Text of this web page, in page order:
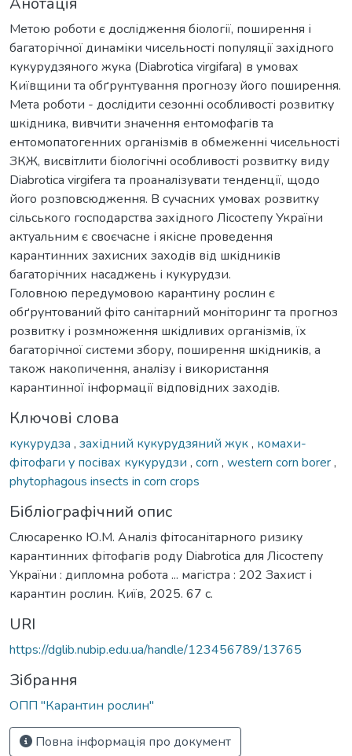
Метою роботи є дослідження біології, поширення і
багаторічної динаміки чисельності популяції західного
кукурудзяного жука (Diabrotica virgifara) в умовах
Київщини та обґрунтування прогнозу його поширення.
Мета роботи - дослідити сезонні особливості розвитку
шкідника, вивчити значення ентомофагів та
ентомопатогенних організмів в обмеженні чисельності
ЗКЖ, висвітлити біологічні особливості розвитку виду
Diabrotica virgifera та проаналізувати тенденції, щодо
його розповсюдження. В сучасних умовах розвитку
сільського господарства західного Лісостепу України
актуальним є своєчасне і якісне проведення
карантинних захисних заходів від шкідників
багаторічних насаджень і кукурудзи.
Головною передумовою карантину рослин є
обґрунтований фіто санітарний моніторинг та прогноз
розвитку і розмноження шкідливих організмів, їх
багаторічної системи збору, поширення шкідників, а
також накопичення, аналізу і використання
карантинної інформації відповідних заходів.
Ключові слова
кукурудза , західний кукурудзяний жук, комахи-
фітофаги у посівах кукурудзи , corn , western corn borer,
phytophagous insects in corn crops
Бібліографічний опис
Слюсаренко Ю.М. Аналіз фітосанітарного ризику
карантинних фітофагів роду Diabrotica для Лісостепу
України : дипломна робота ... магістра : 202 Захист і
карантин рослин. Київ, 2025. 67 с.
URI
https://dglib.nubip.edu.ua/handle/123456789/13765
Зібрання
ОПП "Карантин рослин"
Повна інформація про документ